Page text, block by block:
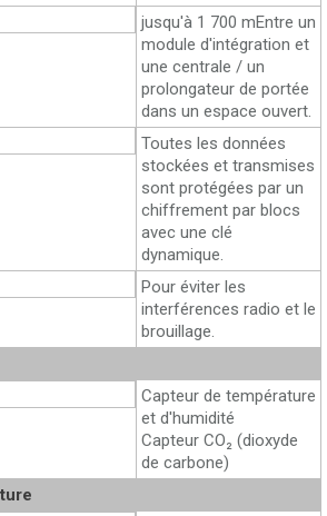
jusqu'à 1 700 mEntre un
module d'intégration et
une centrale / un
prolongateur de portée
dans un espace ouvert.
Toutes les données
stockées et transmises
sont protégées par un
chiffrement par blocs
avec une clé
dynamique.
Pour éviter les
interférences radio et le
brouillage.
Capteur de température
et d'humidité
Capteur CO₂ (dioxyde
de carbone)